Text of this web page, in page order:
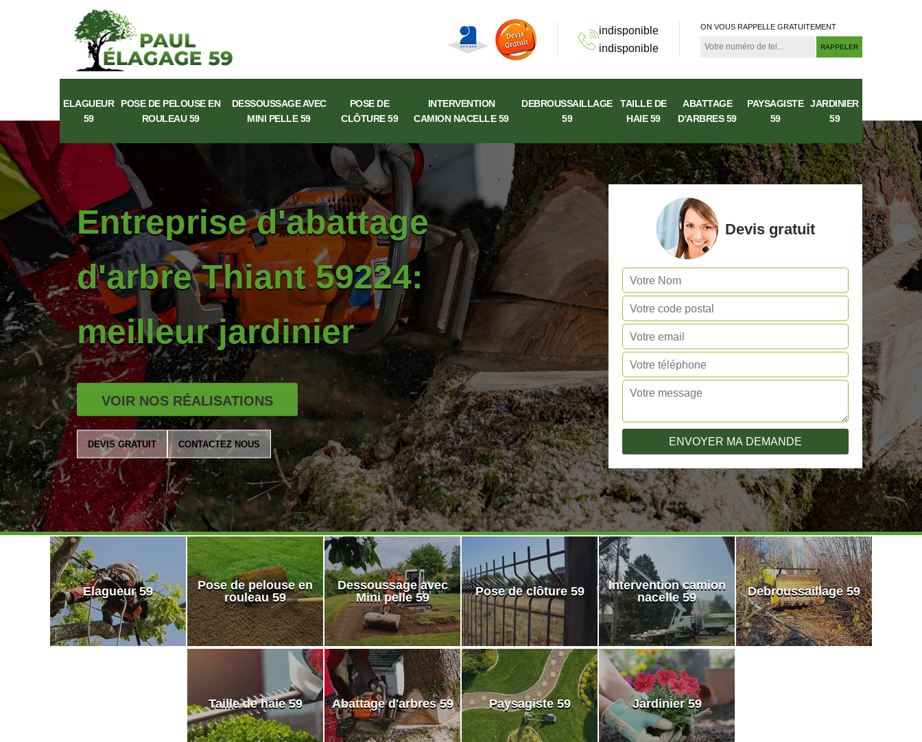
indisponible
indisponible
ON VOUS RAPPELLE GRATUITEMENT
ELAGUEUR
59
POSE DE PELOUSE EN
ROULEAU 59
DESSOUSSAGE AVEC
MINI PELLE 59
POSE DE
CLÔTURE 59
INTERVENTION
CAMION NACELLE 59
DEBROUSSAILLAGE
59
TAILLE DE
HAIE 59
ABATTAGE
D'ARBRES 59
PAYSAGISTE
59
JARDINIER
59
Entreprise d'abattage
d'arbre Thiant 59224:
meilleur jardinier
VOIR NOS RÉALISATIONS
DEVIS GRATUIT CONTACTEZ NOUS
Devis gratuit
Elagueur 59
Pose de pelouse en
rouleau 59
Dessoussage avec
Mini pelle 59
Pose de clôture 59
Intervention camion
nacelle 59
Debroussaillage 59
Taille de haie 59 Abattage d'arbres 59 Paysagiste 59 Jardinier 59